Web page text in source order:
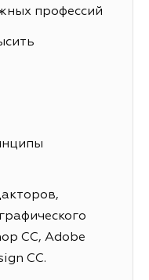
профессий
CC, Adobe
CC.